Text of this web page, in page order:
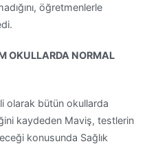
öğretmenlerle
OKULLARDA NORMAL
olarak bütün okullarda
kaydeden Maviş, testlerin
konusunda Sağlık